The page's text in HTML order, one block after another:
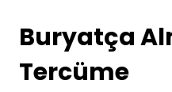
Buryatça
Tercüme